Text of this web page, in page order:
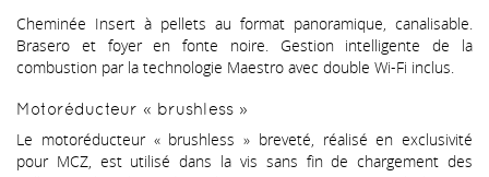
Cheminée Insert à pellets au format panoramique, canalisable.
Brasero et foyer en fonte noire. Gestion intelligente de la
combustion par la technologie Maestro avec double Wi-Fi inclus.
Motoréducteur « brushless »
Le motoréducteur « brushless » breveté, réalisé en exclusivité
pour MCZ, est utilisé dans la vis sans fin de chargement des